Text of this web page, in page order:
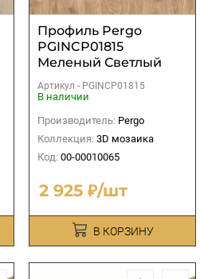
Профиль Pergo
PGINCP01815
Меленый Светлый
Дуб (5 в 1)
Артикул - PGINCP01815
В наличии
Производитель: Pergo
Коллекция: 3D мозаика
Код: 00-00010065
2 925 ₽/шт
В КОРЗИНУ